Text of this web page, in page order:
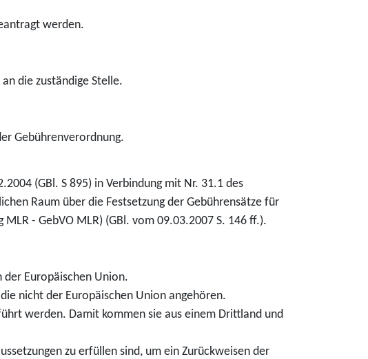
werden.
die zuständige Stelle.
Gebührenverordnung.
(GBl. S 895) in Verbindung mit Nr. 31.1 des
Raum über die Festsetzung der Gebührensätze für
- GebVO MLR) (GBl. vom 09.03.2007 S. 146 ff.).
Europäischen Union.
nicht der Europäischen Union angehören.
werden. Damit kommen sie aus einem Drittland und
zu erfüllen sind, um ein Zurückweisen der